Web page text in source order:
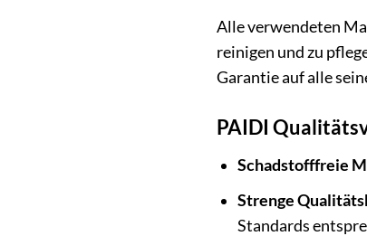
Alle verwendeten
reinigen und zu
Garantie auf alle
PAIDI
Schadstofffreie
Strenge
Standards